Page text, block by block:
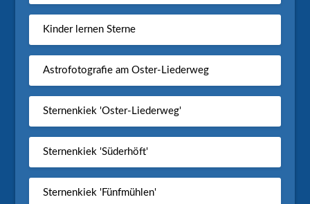
Kinder lernen Sterne
Astrofotografie am Oster-Liederweg
Sternenkiek 'Oster-Liederweg'
Sternenkiek 'Süderhöft'
Sternenkiek 'Fünfmühlen'